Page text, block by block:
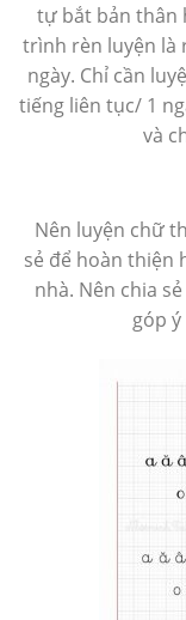
tự bắt bản thân
trình rèn luyện là
ngày. Chỉ cần
tiếng liên tục/ 1
và
Nên luyện chữ
sẻ để hoàn thiện
nhà. Nên chia
góp